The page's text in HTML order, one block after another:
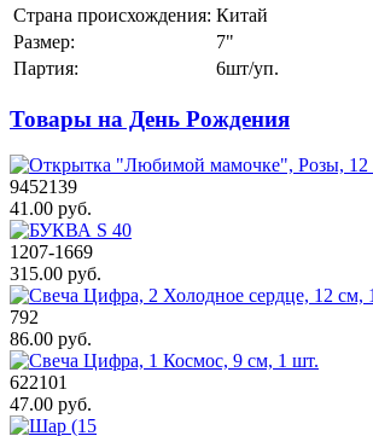
Страна происхождения: Китай
Размер:
7"
Партия:
6шт/уп.
Товары на День Рождения
9452139
41.00 руб.
1207-1669
315.00 руб.
792
86.00 руб.
622101
47.00 руб.